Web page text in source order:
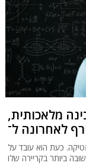
מלאכותית,
כעת הוא עובד על
ביותר בקריירה שלו